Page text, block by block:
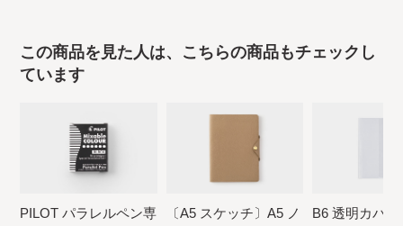
この商品を見た人は、こちらの商品もチェックし
ています
PILOT パラレルペン専
〔A5 スケッチ〕A5 ノ
B6 透明カバ